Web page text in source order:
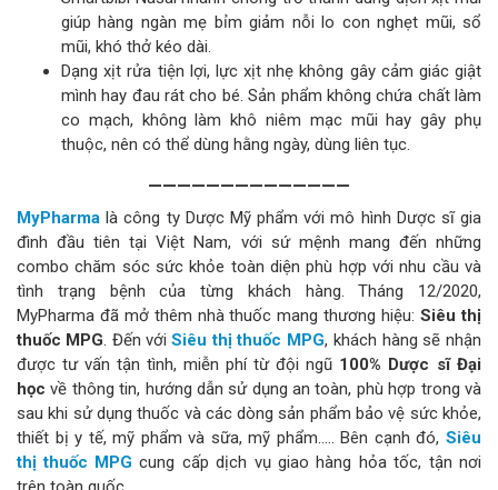
giúp hàng ngàn mẹ bỉm giảm nỗi lo con nghẹt mũi, sổ
mũi, khó thở kéo dài.
Dạng xịt rửa tiện lợi, lực xịt nhẹ không gây cảm giác giật
mình hay đau rát cho bé. Sản phẩm không chứa chất làm
co mạch, không làm khô niêm mạc mũi hay gây phụ
thuộc, nên có thể dùng hằng ngày, dùng liên tục.
——————————————
MyPharma là công ty Dược Mỹ phẩm với mô hình Dược sĩ gia
đình đầu tiên tại Việt Nam, với sứ mệnh mang đến những
combo chăm sóc sức khỏe toàn diện phù hợp với nhu cầu và
tình trạng bệnh của từng khách hàng. Tháng 12/2020,
MyPharma đã mở thêm nhà thuốc mang thương hiệu: Siêu thị
thuốc MPG. Đến với Siêu thị thuốc MPG, khách hàng sẽ nhận
được tư vấn tận tình, miễn phí từ đội ngũ 100% Dược sĩ Đại
học về thông tin, hướng dẫn sử dụng an toàn, phù hợp trong và
sau khi sử dụng thuốc và các dòng sản phẩm bảo vệ sức khỏe,
thiết bị y tế, mỹ phẩm và sữa, mỹ phẩm….. Bên cạnh đó, Siêu
thị thuốc MPG cung cấp dịch vụ giao hàng hỏa tốc, tận nơi